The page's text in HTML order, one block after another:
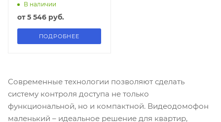
В наличии
от5 546 руб.
ПОДРОБНЕЕ
Современные технологии позволяют сделать
систему контроля доступа не только
функциональной, но и компактной. Видеодомофон
маленький – идеальное решение для квартир,